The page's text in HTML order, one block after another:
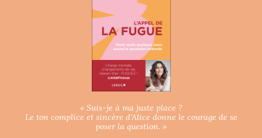
« Suis-je à ma juste place ?
Le ton complice et sincère d’Alice donne le courage de se
poser la question. »